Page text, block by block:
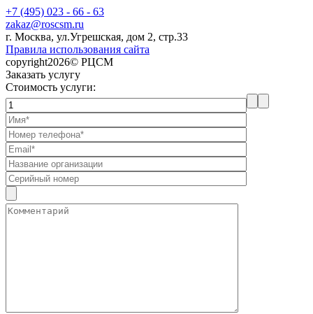
+7 (495) 023 - 66 - 63
zakaz@roscsm.ru
г. Москва, ул.Угрешская, дом 2, стр.33
Правила использования сайта
copyright2026© РЦСМ
Заказать услугу
Стоимость услуги: